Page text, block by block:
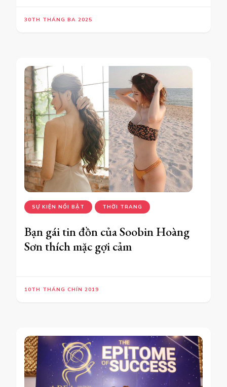
30TH THÁNG BA 2025
SỰ KIỆN NỔI BẬT THỜI TRANG
Bạn gái tin đồn của Soobin Hoàng
Sơn thích mặc gợi cảm
10TH THÁNG CHÍN 2019